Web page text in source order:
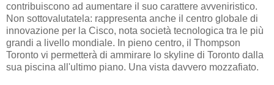
contribuiscono ad aumentare il suo carattere avveniristico.
Non sottovalutatela: rappresenta anche il centro globale di
innovazione per la Cisco, nota società tecnologica tra le più
grandi a livello mondiale. In pieno centro, il Thompson
Toronto vi permetterà di ammirare lo skyline di Toronto dalla
sua piscina all'ultimo piano. Una vista davvero mozzafiato.